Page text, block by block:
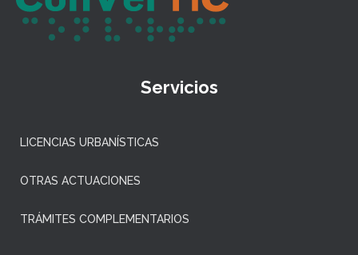
Servicios
LICENCIAS URBANÍSTICAS
OTRAS ACTUACIONES
TRÁMITES COMPLEMENTARIOS